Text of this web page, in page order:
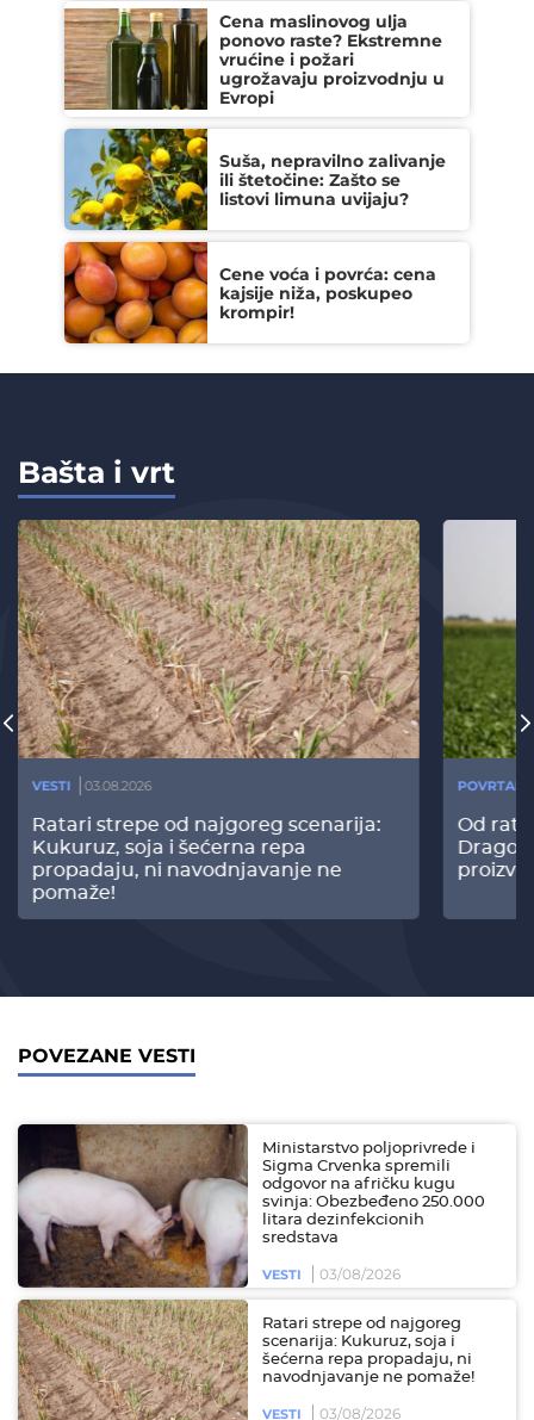
Cena maslinovog ulja
ponovo raste? Ekstremne
vrućine i požari
ugrožavaju proizvodnju u
Evropi
Suša, nepravilno zalivanje
ili štetočine: Zašto se
listovi limuna uvijaju?
Cene voća i povrća: cena
kajsije niža, poskupeo
krompir!
Bašta i vrt
VESTI 03.08.2026
Ratari strepe od najgoreg scenarija:
Kukuruz, soja i šećerna repa
propadaju, ni navodnjavanje ne
pomaže!
Od
POVEZANE VESTI
Ministarstvo poljoprivrede i
Sigma Crvenka spremili
odgovor na afričku kugu
svinja: Obezbeđeno 250.000
litara dezinfekcionih
sredstava
VESTI 03/08/2026
Ratari strepe od najgoreg
scenarija: Kukuruz, soja i
šećerna repa propadaju, ni
navodnjavanje ne pomaže!
VESTI 03/08/2026